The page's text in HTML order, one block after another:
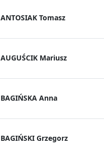
ANTOSIAK Tomasz
AUGUŚCIK Mariusz
BAGIŃSKA Anna
BAGIŃSKI Grzegorz